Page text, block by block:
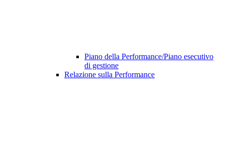
Piano della Performance/Piano esecutivo
di gestione
Relazione sulla Performance